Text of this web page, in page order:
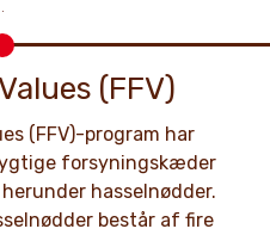
(FFV)
(FFV)-program har
forsyningskæder
hasselnødder.
består af fire